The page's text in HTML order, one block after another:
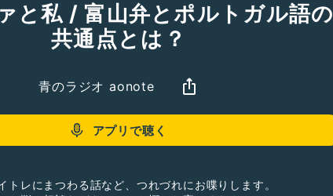
と私 / 富山弁とポルトガル語の
共通点とは？
青のラジオ aonote
アプリで聴く
トレにまつわる話など、つれづれにお喋りします。